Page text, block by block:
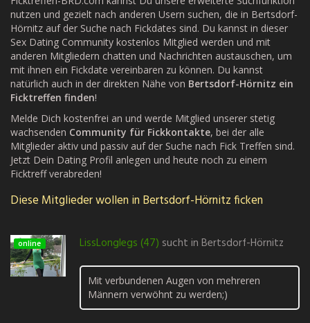
nutzen und gezielt nach anderen Usern suchen, die in Bertsdorf-
Hörnitz auf der Suche nach Fickdates sind. Du kannst in dieser
Sex Dating Community kostenlos Mitglied werden und mit
anderen Mitgliedern chatten und Nachrichten austauschen, um
mit ihnen ein Fickdate vereinbaren zu können. Du kannst
natürlich auch in der direkten Nähe von Bertsdorf-Hörnitz ein
Ficktreffen finden!
Melde Dich kostenfrei an und werde Mitglied unserer stetig
wachsenden Community für Fickkontakte, bei der alle
Mitglieder aktiv und passiv auf der Suche nach Fick Treffen sind.
Jetzt Dein Dating Profil anlegen und heute noch zu einem
Ficktreff verabreden!
Diese Mitglieder wollen in Bertsdorf-Hörnitz ficken
online LissLonglegs (47) sucht in Bertsdorf-Hörnitz
Mit verbundenen Augen von mehreren
Männern verwöhnt zu werden;)